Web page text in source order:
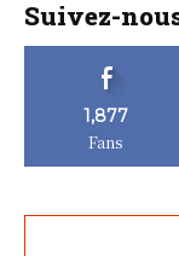
Suivez-
1,877
Fans